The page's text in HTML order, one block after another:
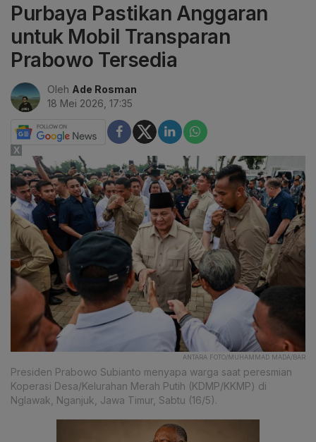
Purbaya Pastikan Anggaran
untuk Mobil Transparan
Prabowo Tersedia
Oleh Ade Rosman
18 Mei 2026, 17:35
ANTARA FOTO/MUHAMMAD MADA/BAR
Presiden Prabowo Subianto menyapa warga saat peresmian
Koperasi Desa/Kelurahan Merah Putih (KDMP/KKMP) di
Nglawak, Nganjuk, Jawa Timur, Sabtu (16/5).
X